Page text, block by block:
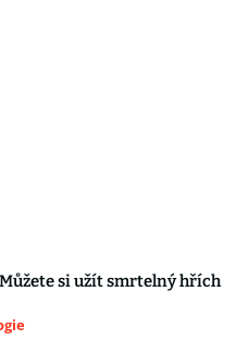
si užít smrtelný hřích